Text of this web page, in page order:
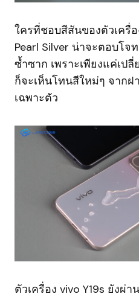
ใครที่ชอบสีสันของตัวเครื่
Pearl Silver น่าจะตอบโจ
ซ้ำซาก เพราะเพียงแค่เป
ก็จะเห็นโทนสีใหม่ๆ จาก
เฉพาะตัว
ตัวเครื่อง vivo Y19s ยังผ่